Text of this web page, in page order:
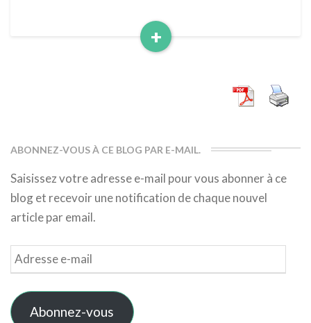
+
Read
ABONNEZ-VOUS À CE BLOG PAR E-MAIL.
Saisissez votre adresse e-mail pour vous abonner à ce
blog et recevoir une notification de chaque nouvel
article par email.
Adresse
e-
mail
Abonnez-vous